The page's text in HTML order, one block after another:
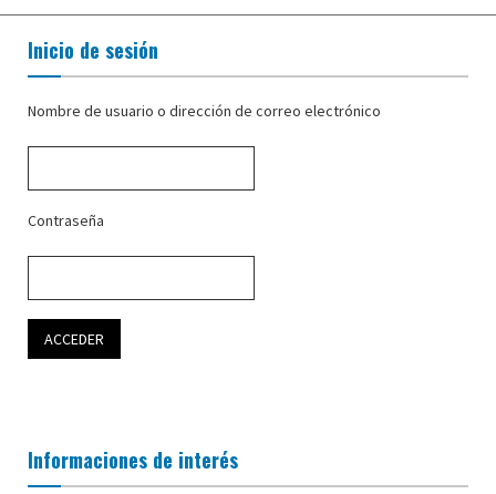
Inicio de sesión
Nombre de usuario o dirección de correo electrónico
Contraseña
Informaciones de interés